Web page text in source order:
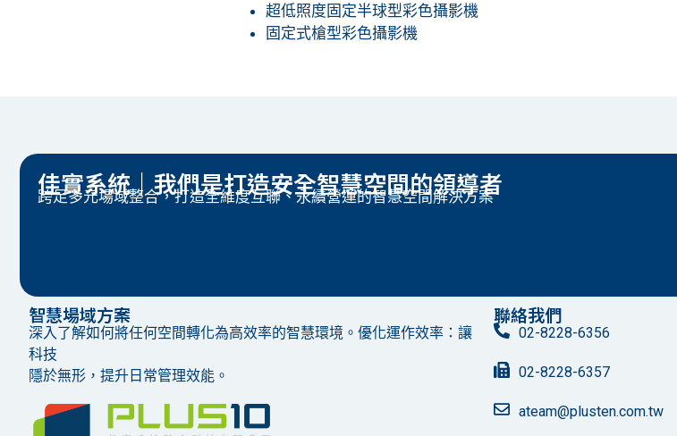
超低照度固定半球型彩色攝影機
固定式槍型彩色攝影機
佳實系統｜我們是打造安全智慧空間的領導者
跨足多元場域整合，打造全維度互聯、永續營運的智慧空間解決方案
智慧場域方案
深入了解如何將任何空間轉化為高效率的智慧環境。優化運作效率：讓
科技
隱於無形，提升日常管理效能。
聯絡我們
02-8228-6356
02-8228-6357
ateam@plusten.com.tw